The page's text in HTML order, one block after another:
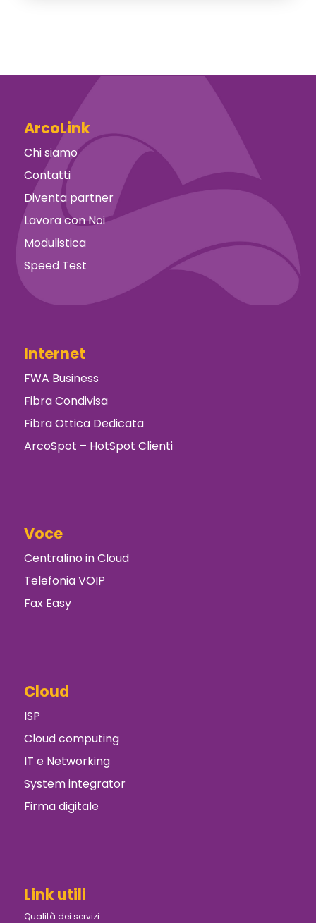
ArcoLink
Chi siamo
Contatti
Diventa partner
Lavora con Noi
Modulistica
Speed Test
Internet
FWA Business
Fibra Condivisa
Fibra Ottica Dedicata
ArcoSpot – HotSpot Clienti
Voce
Centralino in Cloud
Telefonia VOIP
Fax Easy
Cloud
ISP
Cloud computing
IT e Networking
System integrator
Firma digitale
Link utili
Qualità dei servizi